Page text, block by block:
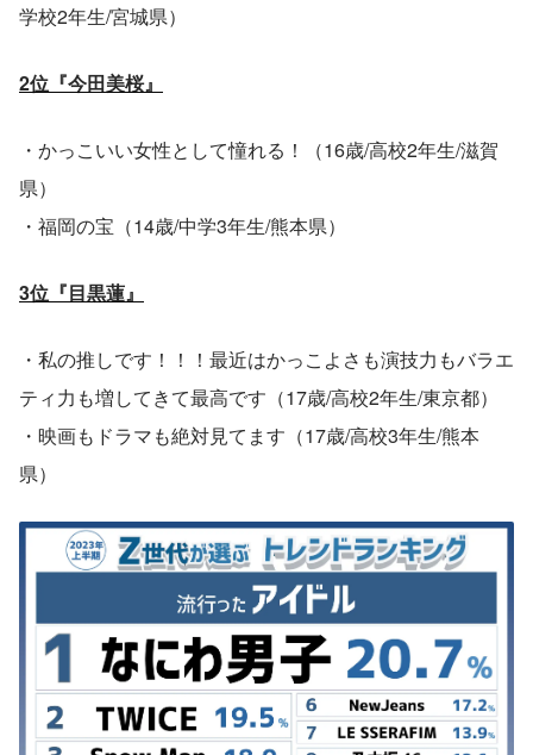
学校2年生/宮城県）
2位『今田美桜』
・かっこいい女性として憧れる！（16歳/高校2年生/滋賀
県）
・福岡の宝（14歳/中学3年生/熊本県）
3位『目黒蓮』
・私の推しです！！！最近はかっこよさも演技力もバラエ
ティ力も増してきて最高です（17歳/高校2年生/東京都）
・映画もドラマも絶対見てます（17歳/高校3年生/熊本
県）